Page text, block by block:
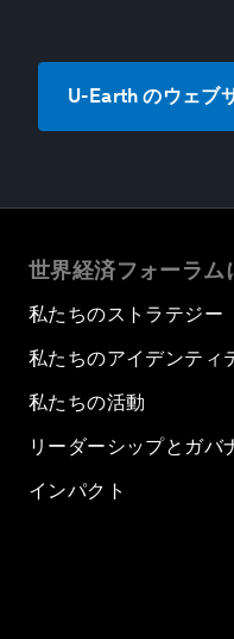
U-Earth のウェブ
世界経済フォーラム
私たちのストラテジー
私たちのアイデンティ
私たちの活動
リーダーシップとガバ
インパクト